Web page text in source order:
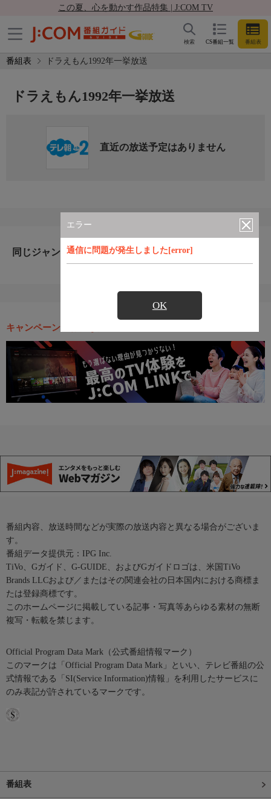
この夏、心を動かす作品特集 | J:COM TV
CS番組一覧 番組表
検索
番組表 ドラえもん1992年一挙放送
エラー
通信に問題が発生しました[error]
OK
ドラえもん1992年一挙放送
直近の放送予定はありません
同じジャンルのおすすめ番組
キャンペーン・お得な情報
番組内容、放送時間などが実際の放送内容と異なる場合がございま
す。
番組データ提供元：IPG Inc.
TiVo、Gガイド、G-GUIDE、およびGガイドロゴは、米国TiVo
Brands LLCおよび／またはその関連会社の日本国内における商標ま
たは登録商標です。
このホームページに掲載している記事・写真等あらゆる素材の無断
複写・転載を禁じます。
Official Program Data Mark（公式番組情報マーク）
このマークは「Official Program Data Mark」といい、テレビ番組の公
式情報である「SI(Service Information)情報」を利用したサービスに
のみ表記が許されているマークです。
番組表